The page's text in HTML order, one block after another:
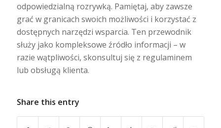
odpowiedzialną rozrywką. Pamiętaj, aby zawsze
grać w granicach swoich możliwości i korzystać z
dostępnych narzędzi wsparcia. Ten przewodnik
służy jako kompleksowe źródło informacji – w
razie wątpliwości, skonsultuj się z regulaminem
lub obsługą klienta.
Share this entry